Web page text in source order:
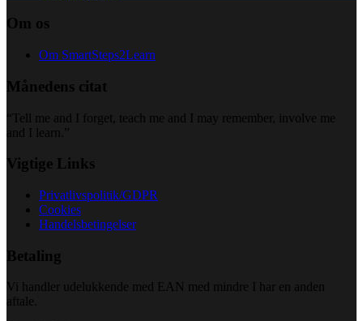
Om os
Om SmartSteps2Learn
Månedens citat
“Tell me and I forget, teach me and I may remember, involve me
and I learn.”
Vigtige Links
Privatlivspolitik/GDPR
Cookies
Handelsbetingelser
Betaling
Vi handler udelukkende med EAN med mindre I har en anden
aftale.